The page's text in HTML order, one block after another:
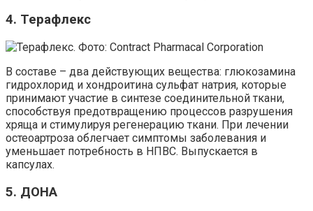
4. Терафлекс
В составе – два действующих вещества: глюкозамина
гидрохлорид и хондроитина сульфат натрия, которые
принимают участие в синтезе соединительной ткани,
способствуя предотвращению процессов разрушения
хряща и стимулируя регенерацию ткани. При лечении
остеоартроза облегчает симптомы заболевания и
уменьшает потребность в НПВС. Выпускается в
капсулах.
5. ДОНА